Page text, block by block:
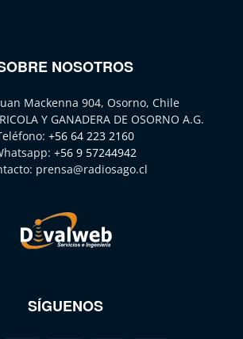
NOSOTROS
Mackenna 904, Osorno, Chile
Y GANADERA DE OSORNO A.G.
+56 64 223 2160
+56 9 57244942
prensa@radiosago.cl
SÍGUENOS